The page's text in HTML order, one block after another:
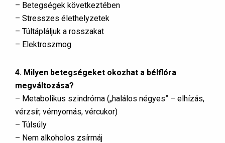
– Betegségek következtében
– Stresszes élethelyzetek
– Túltápláljuk a rosszakat
– Elektroszmog
4. Milyen betegségeket okozhat a bélflóra
megváltozása?
– Metabolikus szindróma („halálos négyes” – elhízás,
vérzsír, vérnyomás, vércukor)
– Túlsúly
– Nem alkoholos zsírmáj